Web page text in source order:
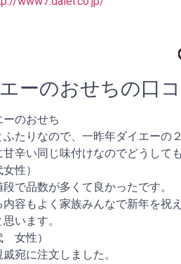
ーのおせちの口コ
ーのおせち
たりなので、一昨年ダイエーの
甘辛い同じ味付けなのでどうして
性）
で品数が多くて良かったです。
内容もよく家族みんなで新年を祝え
います。
女性）
宛に注文しました。